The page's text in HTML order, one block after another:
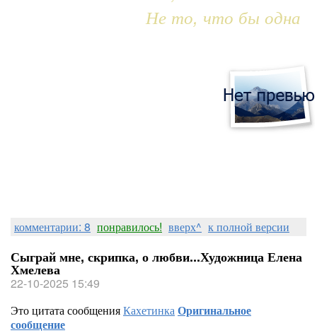
Не то, что бы одна
комментарии: 8 понравилось! вверх^ к полной версии
Сыграй мне, скрипка, о любви...Художница Елена
Хмелева
22-10-2025 15:49
Это цитата сообщенияКахетинкаОригинальное
сообщение